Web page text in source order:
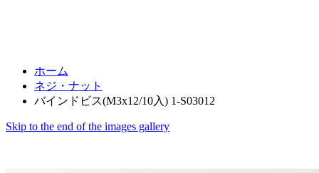
ホーム
ネジ・ナット
バインドビス(M3x12/10入) 1-S03012
Skip to the end of the images gallery